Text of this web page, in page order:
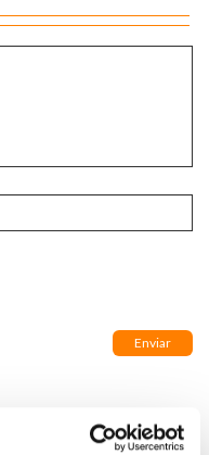
PARA RECONOCER LA